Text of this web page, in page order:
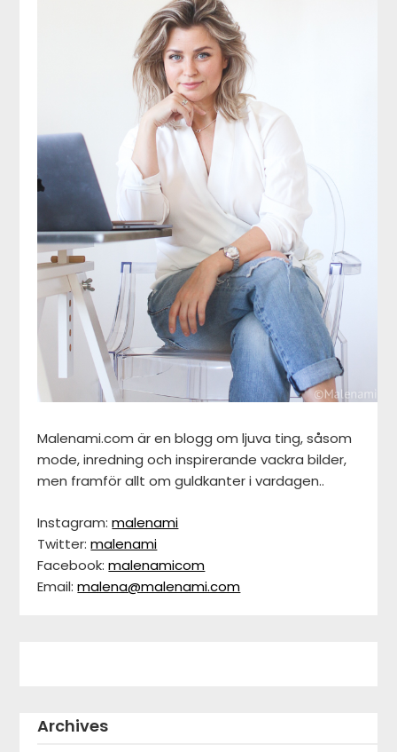
Malenami.com är en blogg om ljuva ting, såsom
mode, inredning och inspirerande vackra bilder,
men framför allt om guldkanter i vardagen..
Instagram:malenami
Twitter:malenami
Facebook:malenamicom
Email:malena@malenami.com
Archives